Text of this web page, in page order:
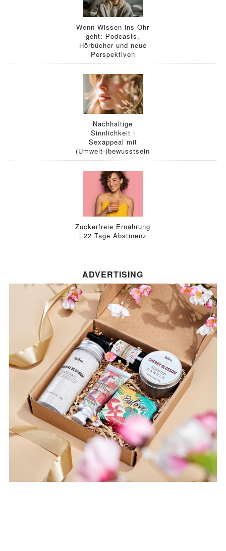
Wenn Wissen ins Ohr
geht: Podcasts,
Hörbücher und neue
Perspektiven
Nachhaltige
Sinnlichkeit |
Sexappeal mit
(Umwelt-)bewusstsein
Zuckerfreie Ernährung
| 22 Tage Abstinenz
ADVERTISING